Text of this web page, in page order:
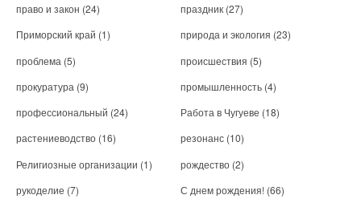
право и закон (24) праздник (27)
Приморский край (1) природа и экология (23)
проблема (5) происшествия (5)
прокуратура (9) промышленность (4)
профессиональный (24) Работа в Чугуеве (18)
растениеводство (16) резонанс (10)
Религиозные организации (1) рождество (2)
рукоделие (7) С днем рождения! (66)